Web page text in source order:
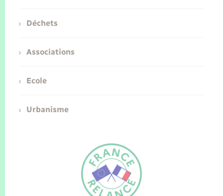
Déchets
Associations
Ecole
Urbanisme